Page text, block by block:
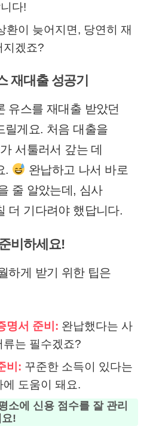
다!
환이 늦어지면, 당연히 재
지겠죠?
재대출 성공기
유스를 재대출 받았던
릴게요. 처음 대출을
서툴러서 갚는 데
.
완납하고 나서 바로
줄 알았는데, 심사
더 기다려야 했답니다.
비하세요!
하게 받기 위한 팁은
명서 준비: 완납했다는 사
는 필수겠죠?
비: 꾸준한 소득이 있다는
도움이 돼요.
소에 신용 점수를 잘 관리
!